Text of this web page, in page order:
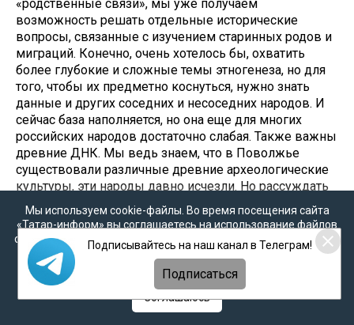
«родственные связи», мы уже получаем
возможность решать отдельные исторические
вопросы, связанные с изучением старинных родов и
миграций. Конечно, очень хотелось бы, охватить
более глубокие и сложные темы этногенеза, но для
того, чтобы их предметно коснуться, нужно знать
данные и других соседних и несоседних народов. И
сейчас база наполняется, но она еще для многих
российских народов достаточно слабая. Также важны
древние ДНК. Мы ведь знаем, что в Поволжье
существовали различные древние археологические
культуры, эти народы давно исчезли. Но рассуждать
о древних народах и так очень сложно, а тем более об
их родстве.
А.М.
А ведь целый институт археология есть, и Айрат
Габитович рассказывал, что у него там в запасниках
огромное количество древних костей.
Дело в том, что исследования, связанные с
Мы используем cookie-файлы. Во время посещения сайта
«Татар-информ» вы соглашаетесь на использование файлов
cookie в соответствии с настоящим уведомлением, согласием
наобработку персональных данных,Политикой о
персональных данных
Политикой конфиденциальности
Соглашаюсь
Подписывайтесь на наш канал в Телеграм!
Подписаться